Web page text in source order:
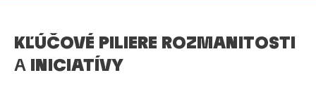
KĽÚČOVÉ PILIERE ROZMANITOSTI
A INICIATÍVY